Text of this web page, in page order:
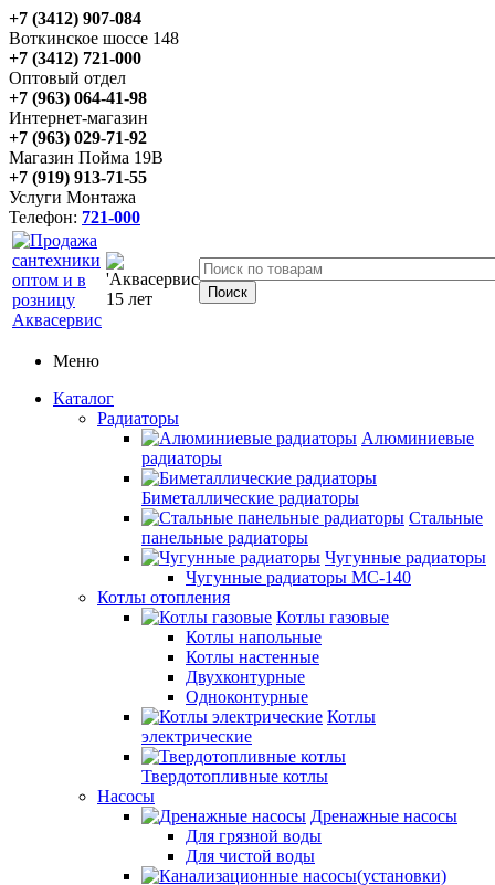
+7 (3412) 907-084
Воткинское шоссе 148
+7 (3412) 721-000
Оптовый отдел
+7 (963) 064-41-98
Интернет-магазин
+7 (963) 029-71-92
Магазин Пойма 19В
+7 (919) 913-71-55
Услуги Монтажа
Телефон: 721-000
Меню
Каталог
Радиаторы
Алюминиевые
радиаторы
Биметаллические радиаторы
Стальные
панельные радиаторы
Чугунные радиаторы
Чугунные радиаторы МС-140
Котлы отопления
Котлы газовые
Котлы напольные
Котлы настенные
Двухконтурные
Одноконтурные
Котлы
электрические
Твердотопливные котлы
Насосы
Дренажные насосы
Для грязной воды
Для чистой воды